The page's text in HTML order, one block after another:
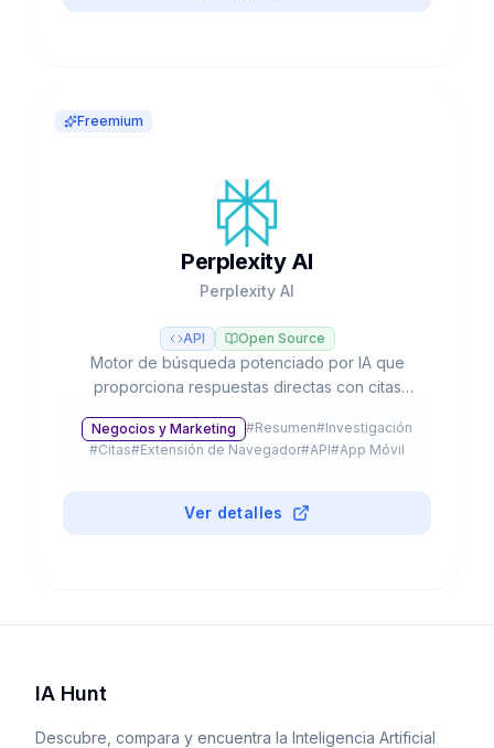
Freemium
Perplexity AI
Perplexity AI
API Open Source
Motor de búsqueda potenciado por IA que
proporciona respuestas directas con citas
automatizada y acceso a múltiples modelos LLM
como GPT-5, Claude y Gemini.
Negocios y Marketing #Resumen#Investigación
#Citas#Extensión de Navegador#API#App Móvil
Ver detalles
IA Hunt
Descubre, compara y encuentra la Inteligencia Artificial